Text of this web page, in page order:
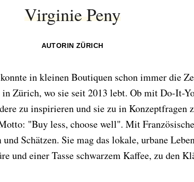
Virginie Peny
AUTORIN ZÜRICH
in kleinen Boutiquen schon immer die
Zürich, wo sie seit 2013 lebt. Ob mit Do-It-
zu inspirieren und sie zu in Konzeptfragen
"Buy less, choose well". Mit
Schätzen. Sie mag das lokale, urbane
und einer Tasse schwarzem Kaffee, zu den